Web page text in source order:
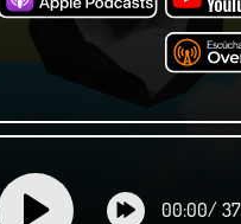
00:00/